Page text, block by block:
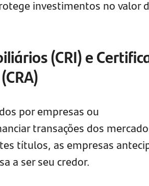
investimentos no valor
(CRI) e
por empresas ou
transações dos
títulos, as empresas
a ser seu credor.